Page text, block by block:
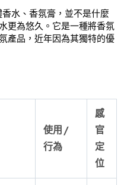
水、香氛膏，並不是什麼
更為悠久。它是一種將香氛
產品，近年因為其獨特的優
使用 /
行為
感
官
定
位